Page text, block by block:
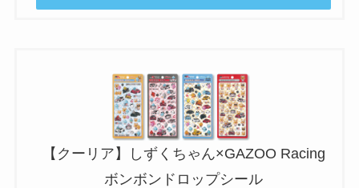
【クーリア】しずくちゃん×GAZOO Racing
ボンボンドロップシール